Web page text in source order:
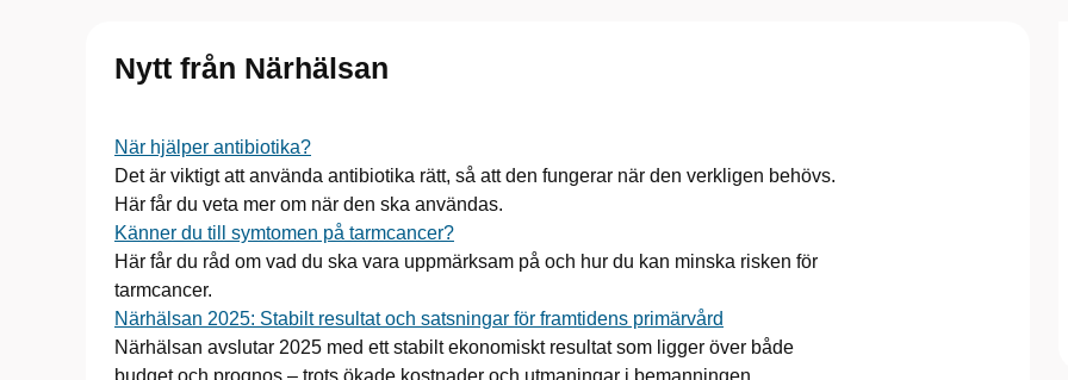
Nytt från Närhälsan
När hjälper antibiotika?
Det är viktigt att använda antibiotika rätt, så att den fungerar när den verkligen behövs.
Här får du veta mer om när den ska användas.
Känner du till symtomen på tarmcancer?
Här får du råd om vad du ska vara uppmärksam på och hur du kan minska risken för
tarmcancer.
Närhälsan 2025: Stabilt resultat och satsningar för framtidens primärvård
Närhälsan avslutar 2025 med ett stabilt ekonomiskt resultat som ligger över både
budget och prognos – trots ökade kostnader och utmaningar i bemanningen.